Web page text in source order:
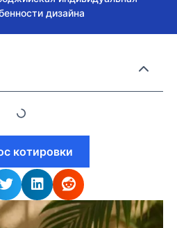
дизайна
котировки